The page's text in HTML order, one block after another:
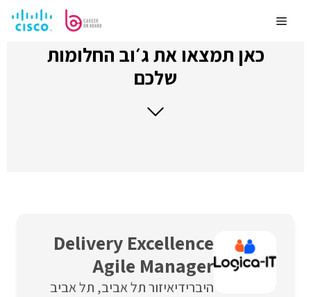
לתוכןMenu
כאן תמצאו את ג׳וב החלומות
שלכם
Delivery Excellence
Agile Manager
היברידיאיזור תל אביב תל אביב